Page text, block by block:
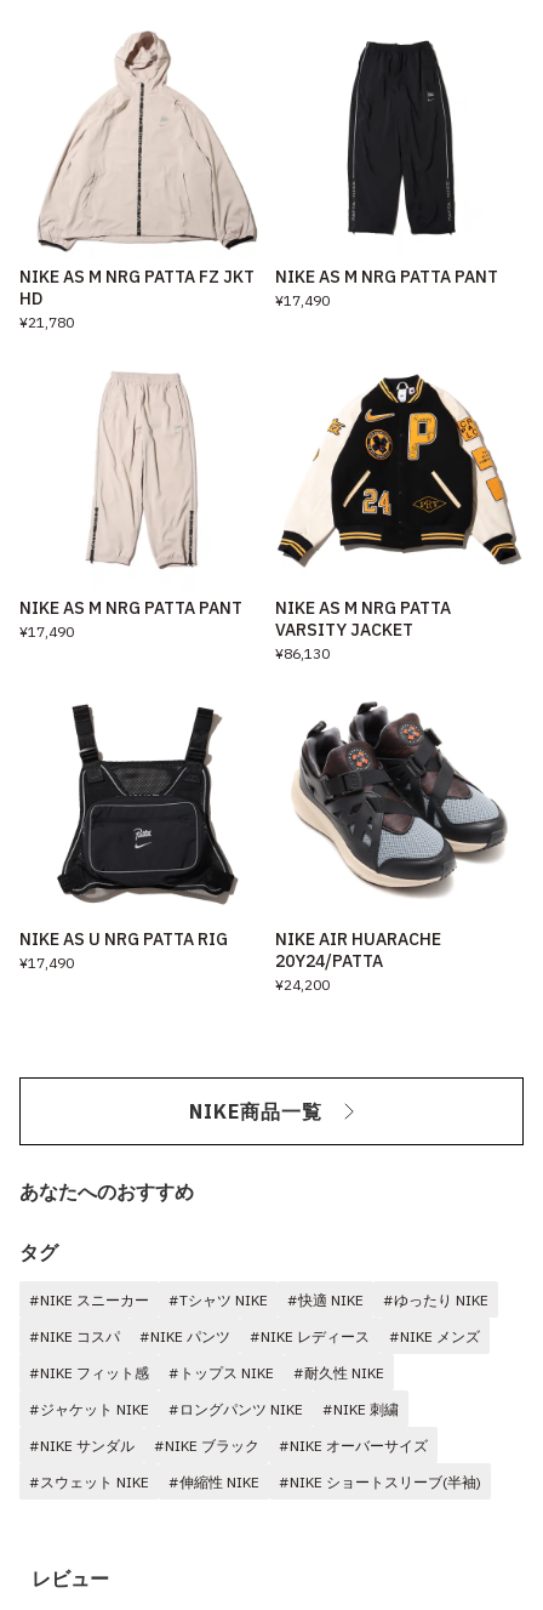
NIKE AS M NRG PATTA FZ JKT
HD
¥21,780
NIKE AS M NRG PATTA PANT
¥17,490
NIKE AS M NRG PATTA PANT
¥17,490
NIKE AS M NRG PATTA
VARSITY JACKET
¥86,130
NIKE AS U NRG PATTA RIG
¥17,490
NIKE AIR HUARACHE
20Y24/PATTA
¥24,200
NIKE商品一覧
あなたへのおすすめ
タグ
#NIKE スニーカー #Tシャツ NIKE #快適 NIKE
#ゆったり NIKE
#NIKE コスパ
#NIKE パンツ #NIKE レディース
#NIKE メンズ
#NIKE フィット感
#トップス NIKE
#耐久性 NIKE
#ジャケット NIKE
#ロングパンツ NIKE
#NIKE 刺繍
#NIKE サンダル
#NIKE ブラック
#NIKE オーバーサイズ
#スウェット NIKE
#伸縮性 NIKE #NIKE ショートスリーブ(半袖)